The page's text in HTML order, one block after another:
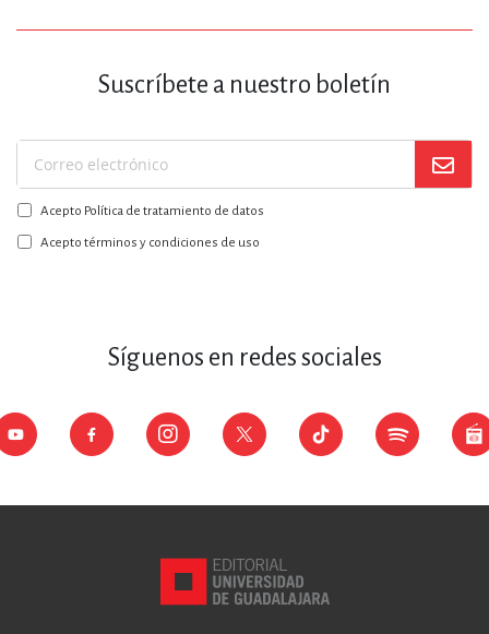
Suscríbete a nuestro boletín
Suscríbase
a
nuestro
boletín:
Acepto Política de tratamiento de datos
Acepto términos y condiciones de uso
Síguenos en redes sociales